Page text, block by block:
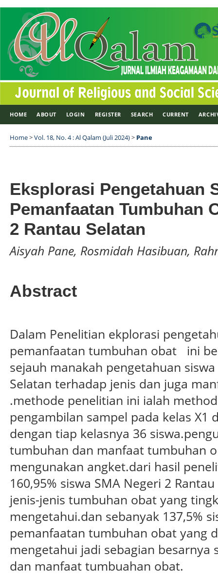
HOME ABOUT LOGIN REGISTER SEARCH CURRENT
Home>Vol. 18, No. 4 : Al Qalam (Juli 2024)> Pane
Eksplorasi Pengetahuan
Pemanfaatan Tumbuhan
2 Rantau Selatan
Aisyah Pane, Rosmidah Hasibuan,
Abstract
Dalam Penelitian ekplorasi
pemanfaatan tumbuhan obat ini
sejauh manakah pengetahuan
Selatan terhadap jenis dan juga
.methode penelitian ini ialah
pengambilan sampel pada kelas X1
dengan tiap kelasnya 36
tumbuhan dan manfaat tumbuhan
mengunakan angket.dari hasil
160,95% siswa SMA Negeri 2
jenis-jenis tumbuhan obat yang
mengetahui.dan sebanyak 137,5%
pemanfaatan tumbuhan obat yang
mengetahui jadi sebagian besarnya
dan manfaat tumbuahan obat.